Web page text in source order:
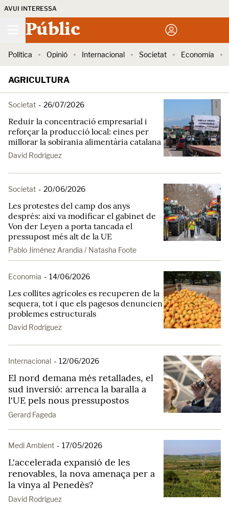
AVUI INTERESSA
Públic
Política Opinió Internacional Societat Economia
AGRICULTURA
Societat - 26/07/2026
Reduir la concentració empresarial i
reforçar la producció local: eines per
millorar la sobirania alimentària catalana
David Rodríguez
Societat - 20/06/2026
Les protestes del camp dos anys
després: així va modificar el gabinet de
Von der Leyen a porta tancada el
pressupost més alt de la UE
Pablo Jiménez Arandia / Natasha Foote
Economia - 14/06/2026
Les collites agrícoles es recuperen de la
sequera, tot i que els pagesos denuncien
problemes estructurals
David Rodríguez
Internacional - 12/06/2026
El nord demana més retallades, el
sud inversió: arrenca la baralla a
l'UE pels nous pressupostos
Gerard Fageda
Medi Ambient - 17/05/2026
L'accelerada expansió de les
renovables, la nova amenaça per a
la vinya al Penedès?
David Rodríguez